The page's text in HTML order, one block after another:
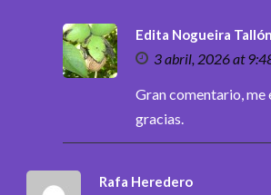
Edita Nogueira Tallón
3 abril, 2026 at
Gran comentario, me
gracias.
Rafa Heredero